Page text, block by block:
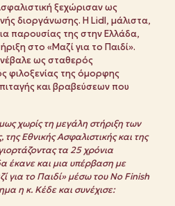
ξεχώρισαν ως
διοργάνωσης. Η Lidl, μάλιστα,
παρουσίας της στην Ελλάδα,
στο «Μαζί για το Παιδί».
ως σταθερός
φιλοξενίας της όμορφης
και βραβεύσεων που
χωρίς τη μεγάλη στήριξη των
Εθνικής Ασφαλιστικής και της
τα 25 χρόνια
έκανε και μια υπέρβαση με
για το Παιδί» μέσω τουNo Finish
η κ. Κέδε και συνέχισε: